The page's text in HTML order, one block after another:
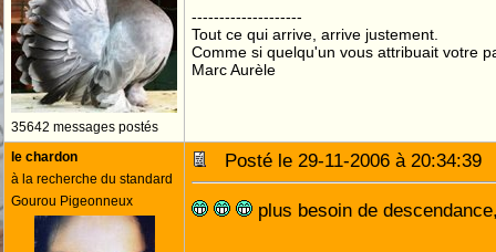
35642 messages postés
--------------------
Tout ce qui arrive, arrive justement.
Comme si quelqu'un vous attribuait votre
Marc Aurèle
le chardon
à la recherche du standard
Gourou Pigeonneux
Posté le 29-11-2006 à
plus besoin de